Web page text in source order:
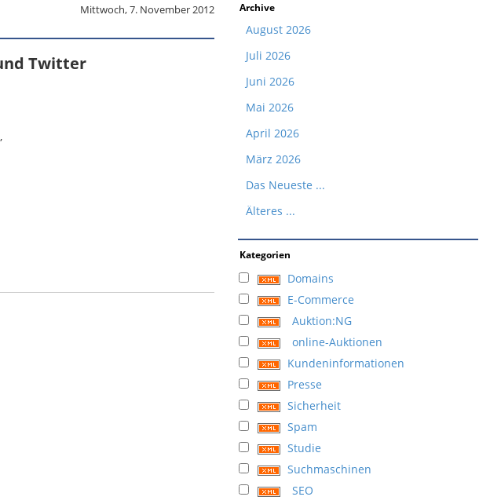
Mittwoch, 7. November 2012
Twitter
,
Archive
August 2026
Juli 2026
Juni 2026
Mai 2026
April 2026
März 2026
Das Neueste ...
Älteres ...
Kategorien
Domains
E-Commerce
Auktion:NG
online-Auktionen
Kundeninformationen
Presse
Sicherheit
Spam
Studie
Suchmaschinen
SEO